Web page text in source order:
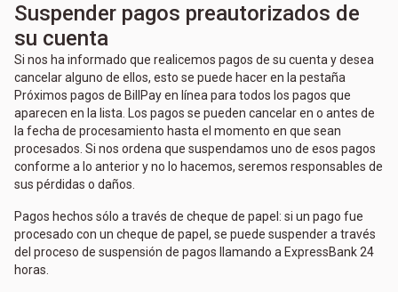
Suspender pagos preautorizados de
su cuenta
Si nos ha informado que realicemos pagos de su cuenta y desea
cancelar alguno de ellos, esto se puede hacer en la pestaña
Próximos pagos de BillPay en línea para todos los pagos que
aparecen en la lista. Los pagos se pueden cancelar en o antes de
la fecha de procesamiento hasta el momento en que sean
procesados. Si nos ordena que suspendamos uno de esos pagos
conforme a lo anterior y no lo hacemos, seremos responsables de
sus pérdidas o daños.
Pagos hechos sólo a través de cheque de papel: si un pago fue
procesado con un cheque de papel, se puede suspender a través
del proceso de suspensión de pagos llamando a ExpressBank 24
horas.